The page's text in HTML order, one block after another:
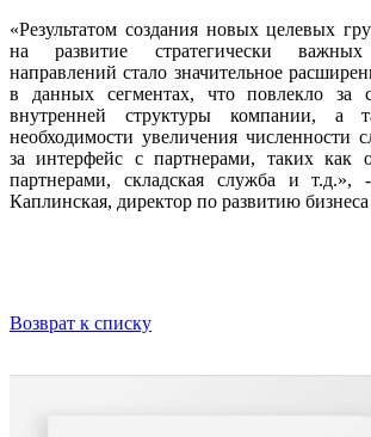
«Результатом создания новых целевых
на развитие стратегически
направлений стало значительное
в данных сегментах, что повлекло за
внутренней структуры компании, а
необходимости увеличения численности
за интерфейс с партнерами, таких как
партнерами, складская служба и т.д.»,
Каплинская, директор по развитию
Возврат к списку